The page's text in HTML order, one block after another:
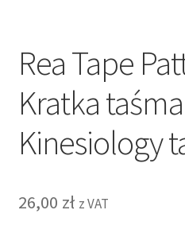
Rea Tape
Kratka
Kinesiology
26,00 zł z VAT